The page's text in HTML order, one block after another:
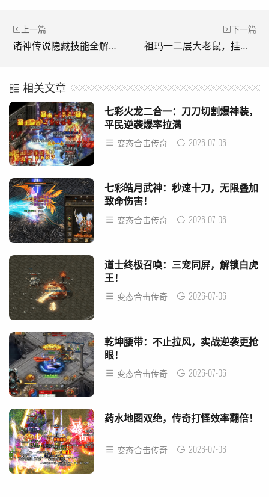
上一篇
诸神传说隐藏技能全解：从忏悔到自然平衡
下一篇
祖玛一二层大老鼠，挂机打宝新天堂
相关文章
七彩火龙二合一：刀刀切割爆神装，
平民逆袭爆率拉满
变态合击传奇 2026-07-06
七彩皓月武神：秒速十刀，无限叠加
致命伤害！
变态合击传奇 2026-07-06
道士终极召唤：三宠同屏，解锁白虎
王！
变态合击传奇 2026-07-06
乾坤腰带：不止拉风，实战逆袭更抢
眼！
变态合击传奇 2026-07-06
药水地图双绝，传奇打怪效率翻倍！
变态合击传奇 2026-07-06